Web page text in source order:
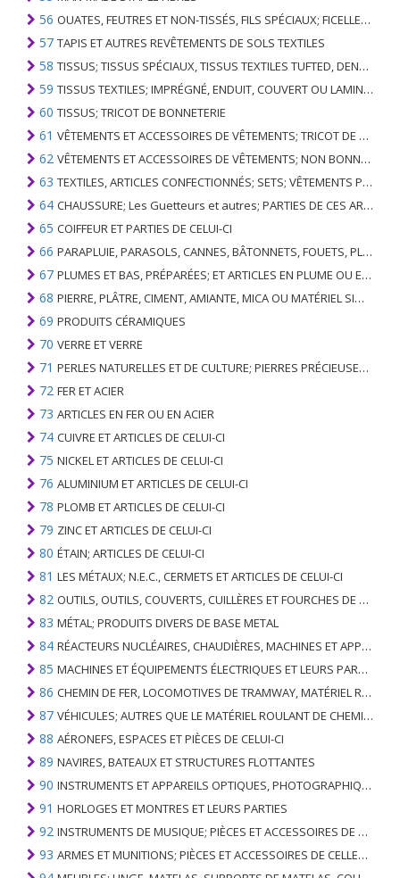
56 OUATES, FEUTRES ET NON-TISSÉS, FILS SPÉCIAUX; FICELLES, CORDES, CORDES, CÂBLES ET ARTICLES ASSOCIÉS
57 TAPIS ET AUTRES REVÊTEMENTS DE SOLS TEXTILES
58 TISSUS; TISSUS SPÉCIAUX, TISSUS TEXTILES TUFTED, DENTELLE, TAPISSERIES, GARNITURES, BRODERIES
59 TISSUS TEXTILES; IMPRÉGNÉ, ENDUIT, COUVERT OU LAMINÉ; ARTICLES TEXTILES D'UN TYPE ADAPTÉ À L'USAGE INDUSTRIEL
60 TISSUS; TRICOT DE BONNETERIE
61 VÊTEMENTS ET ACCESSOIRES DE VÊTEMENTS; TRICOT DE BONNETERIE
62 VÊTEMENTS ET ACCESSOIRES DE VÊTEMENTS; NON BONNETERIE
63 TEXTILES, ARTICLES CONFECTIONNÉS; SETS; VÊTEMENTS PORTÉS ET ARTICLES TEXTILES USÉS; RAGS
64 CHAUSSURE; Les Guetteurs et autres; PARTIES DE CES ARTICLES
65 COIFFEUR ET PARTIES DE CELUI-CI
66 PARAPLUIE, PARASOLS, CANNES, BÂTONNETS, FOUETS, PLANTES DE CONDUITE; ET LEURS PARTIES
67 PLUMES ET BAS, PRÉPARÉES; ET ARTICLES EN PLUME OU EN BAS; FLEURS ARTIFICIELLES; ARTICLES DE CHEVEUX HUMAINS
68 PIERRE, PLÂTRE, CIMENT, AMIANTE, MICA OU MATÉRIEL SIMILAIRE; ARTICLES DE CELUI-CI
69 PRODUITS CÉRAMIQUES
70 VERRE ET VERRE
71 PERLES NATURELLES ET DE CULTURE; PIERRES PRÉCIEUSES, SEMI-PRÉCIEUSES; MÉTAUX PRÉCIEUX, PLAQUÉS OU DOUBLÉS DE MÉTAUX PRÉCIEUX ET OUVRAGES EN CES MATIÈRES; IMITATION BIJOUTERIE; PIÈCE DE MONNAIE
72 FER ET ACIER
73 ARTICLES EN FER OU EN ACIER
74 CUIVRE ET ARTICLES DE CELUI-CI
75 NICKEL ET ARTICLES DE CELUI-CI
76 ALUMINIUM ET ARTICLES DE CELUI-CI
78 PLOMB ET ARTICLES DE CELUI-CI
79 ZINC ET ARTICLES DE CELUI-CI
80 ÉTAIN; ARTICLES DE CELUI-CI
81 LES MÉTAUX; N.E.C., CERMETS ET ARTICLES DE CELUI-CI
82 OUTILS, OUTILS, COUVERTS, CUILLÈRES ET FOURCHES DE MÉTAUX DE BASE; PARTIES DE CELLES-CI, EN METAL DE BASE
83 MÉTAL; PRODUITS DIVERS DE BASE METAL
84 RÉACTEURS NUCLÉAIRES, CHAUDIÈRES, MACHINES ET APPAREILS MÉCANIQUES; PARTIES DE CELLES-CI
85 MACHINES ET ÉQUIPEMENTS ÉLECTRIQUES ET LEURS PARTIES; ENREGISTREURS ET REPRODUCTEURS SONORES; APPAREILS D'ENREGISTREMENT OU DE REPRODUCTION DES IMAGES ET DU SON EN TÉLÉVISION, PIÈCES ET ACCESSOIRES DE TELS ARTICLES
86 CHEMIN DE FER, LOCOMOTIVES DE TRAMWAY, MATÉRIEL ROULANT ET LEURS PARTIES; RACCORDS DE CHEMIN DE FER OU DE TRAMWAY ET RACCORDS ET PIÈCES DE CELLES-CI; ÉQUIPEMENT DE SIGNALISATION DE TRAFIC MÉCANIQUE (Y COMPRIS ÉLECTRO-MÉCANIQUE) DE TOUS TYPES
87 VÉHICULES; AUTRES QUE LE MATÉRIEL ROULANT DE CHEMIN DE FER OU DE TRAMWAY, ET LEURS PIÈCES ET ACCESSOIRES
88 AÉRONEFS, ESPACES ET PIÈCES DE CELUI-CI
89 NAVIRES, BATEAUX ET STRUCTURES FLOTTANTES
90 INSTRUMENTS ET APPAREILS OPTIQUES, PHOTOGRAPHIQUES, CINÉMATOGRAPHIQUES, DE MESURE, DE CONTRÔLE, DE MÉDECINE OU DE CHIRURGIE; PIÈCES ET ACCESSOIRES
91 HORLOGES ET MONTRES ET LEURS PARTIES
92 INSTRUMENTS DE MUSIQUE; PIÈCES ET ACCESSOIRES DE TELS ARTICLES
93 ARMES ET MUNITIONS; PIÈCES ET ACCESSOIRES DE CELLES-CI